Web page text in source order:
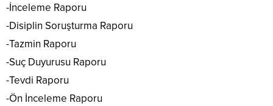
-İnceleme Raporu
-Disiplin Soruşturma Raporu
-Tazmin Raporu
-Suç Duyurusu Raporu
-Tevdi Raporu
-Ön İnceleme Raporu